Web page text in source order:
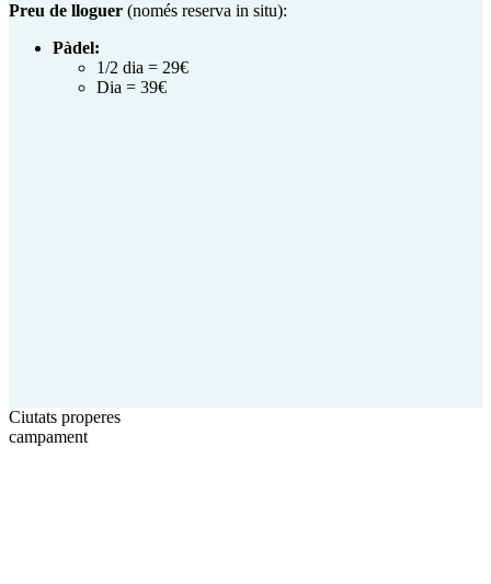
Preu de lloguer (només reserva in situ):
Pàdel:
1/2 dia = 29€
Dia = 39€
Ciutats properes
campament